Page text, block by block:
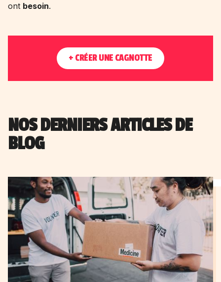
ont besoin.
+ CRÉER UNE CAGNOTTE
NOS DERNIERS ARTICLES DE
BLOG